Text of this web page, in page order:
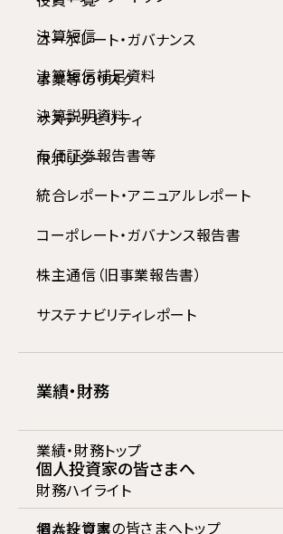
コーポレート・ガバナンス
事業等のリスク
サステナビリティ
IRポリシー
決算短信
決算短信補足資料
決算説明資料
有価証券報告書等
統合レポート・アニュアルレポート
コーポレート・ガバナンス報告書
株主通信（旧事業報告書）
サステナビリティレポート
業績・財務
業績・財務トップ
財務ハイライト
損益計算書
個人投資家の皆さまへ
個人投資家の皆さまへトップ